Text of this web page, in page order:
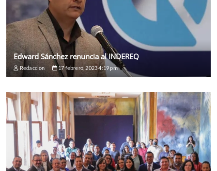
Edward Sánchez renuncia al INDEREQ
Redaccion 17 febrero, 2023 4:19 pm